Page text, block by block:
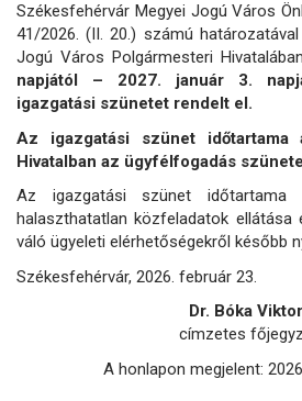
Székesfehérvár Megyei Jogú Város
41/2026. (II. 20.) számú
Jogú Város Polgármesteri Hivatalában
napjától – 2027. január 3.
igazgatási szünetet rendelt el.
Az igazgatási szünet időtartama
Hivatalban az ügyfélfogadás
Az igazgatási szünet
halaszthatatlan közfeladatok ellátása
váló ügyeleti elérhetőségekről később
Székesfehérvár, 2026. február 23.
Dr. Bóka Viktor
címzetes
A honlapon megjelent: